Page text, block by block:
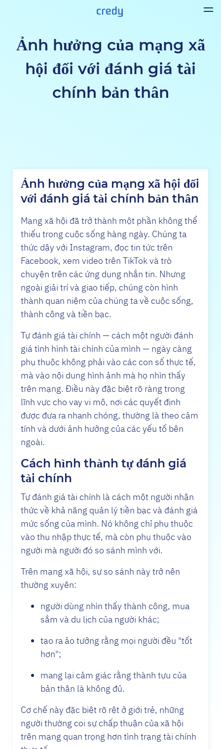
Ảnh hưởng của mạng xã
hội đối với đánh giá tài
chính bản thân
Ảnh hưởng của mạng xã hội đối
với đánh giá tài chính bản thân
Mạng xã hội đã trở thành một phần không thể
thiếu trong cuộc sống hàng ngày. Chúng ta
thức dậy với Instagram, đọc tin tức trên
Facebook, xem video trên TikTok và trò
chuyện trên các ứng dụng nhắn tin. Nhưng
ngoài giải trí và giao tiếp, chúng còn hình
thành quan niệm của chúng ta về cuộc sống,
thành công và tiền bạc.
Tự đánh giá tài chính — cách một người đánh
giá tình hình tài chính của mình — ngày càng
phụ thuộc không phải vào các con số thực tế,
mà vào nội dung hình ảnh mà họ nhìn thấy
trên mạng. Điều này đặc biệt rõ ràng trong
lĩnh vực cho vay vi mô, nơi các quyết định
được đưa ra nhanh chóng, thường là theo cảm
tính và dưới ảnh hưởng của các yếu tố bên
ngoài.
Cách hình thành tự đánh giá
tài chính
Tự đánh giá tài chính là cách một người nhận
thức về khả năng quản lý tiền bạc và đánh giá
mức sống của mình. Nó không chỉ phụ thuộc
vào thu nhập thực tế, mà còn phụ thuộc vào
người mà người đó so sánh mình với.
Trên mạng xã hội, sự so sánh này trở nên
thường xuyên:
người dùng nhìn thấy thành công, mua
sắm và du lịch của người khác;
tạo ra ảo tưởng rằng mọi người đều "tốt
hơn";
mang lại cảm giác rằng thành tựu của
bản thân là không đủ.
Cơ chế này đặc biệt rõ rệt ở giới trẻ, những
người thường coi sự chấp thuận của xã hội
trên mạng quan trọng hơn tình trạng tài chính